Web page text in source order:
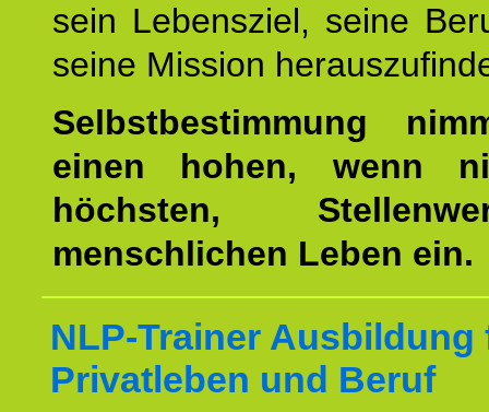
sein Lebensziel, seine
seine Mission
Selbstbestimmung
einen hohen, wenn
höchsten,
menschlichen Leben ein.
NLP-Trainer Ausbildung
Privatleben und Beruf